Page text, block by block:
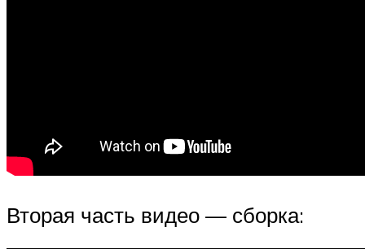
Вторая часть видео — сборка: